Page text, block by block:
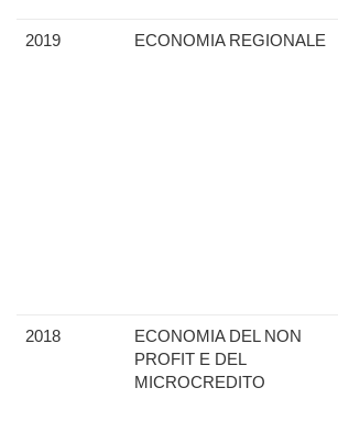
2019 ECONOMIA REGIONALE
2018
ECONOMIA DEL NON
PROFIT E DEL
MICROCREDITO